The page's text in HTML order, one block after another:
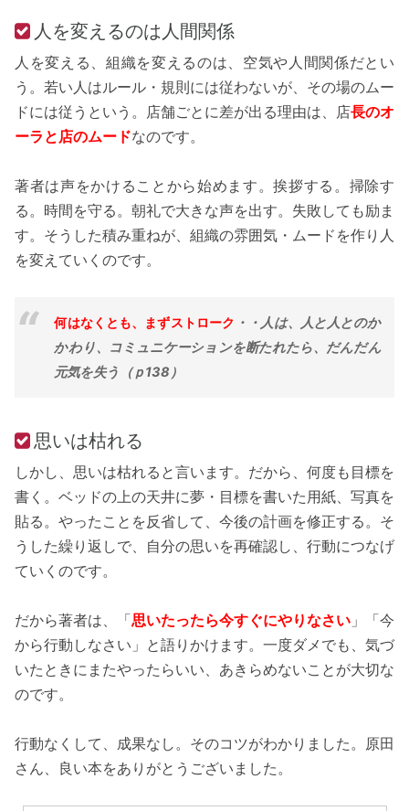
人を変えるのは人間関係
人を変える、組織を変えるのは、空気や人間関係だとい
う。若い人はルール・規則には従わないが、その場のムー
ドには従うという。店舗ごとに差が出る理由は、店長のオ
ーラと店のムードなのです。
著者は声をかけることから始めます。挨拶する。掃除す
る。時間を守る。朝礼で大きな声を出す。失敗しても励ま
す。そうした積み重ねが、組織の雰囲気・ムードを作り人
を変えていくのです。
何はなくとも、まずストローク ・・人は、人と人とのか
かわり、コミュニケーションを断たれたら、だんだん
元気を失う（ｐ138）
思いは枯れる
しかし、思いは枯れると言います。だから、何度も目標を
書く。ベッドの上の天井に夢・目標を書いた用紙、写真を
貼る。やったことを反省して、今後の計画を修正する。そ
うした繰り返しで、自分の思いを再確認し、行動につなげ
ていくのです。
だから著者は、「思いたったら今すぐにやりなさい 」「今
から行動しなさい」と語りかけます。一度ダメでも、気づ
いたときにまたやったらいい、あきらめないことが大切な
のです。
行動なくして、成果なし。そのコツがわかりました。原田
さん、良い本をありがとうございました。